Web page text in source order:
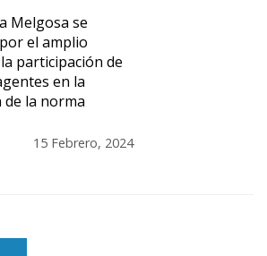
Melgosa se
el amplio
participación de
en la
la norma
15 Febrero, 2024